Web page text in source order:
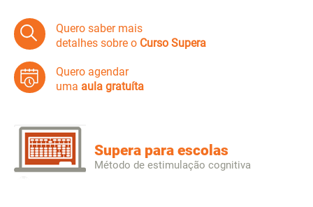
Quero saber mais
detalhes sobre o Curso Supera
Quero agendar
uma aula gratuíta
Supera para escolas
Método de estimulação cognitiva